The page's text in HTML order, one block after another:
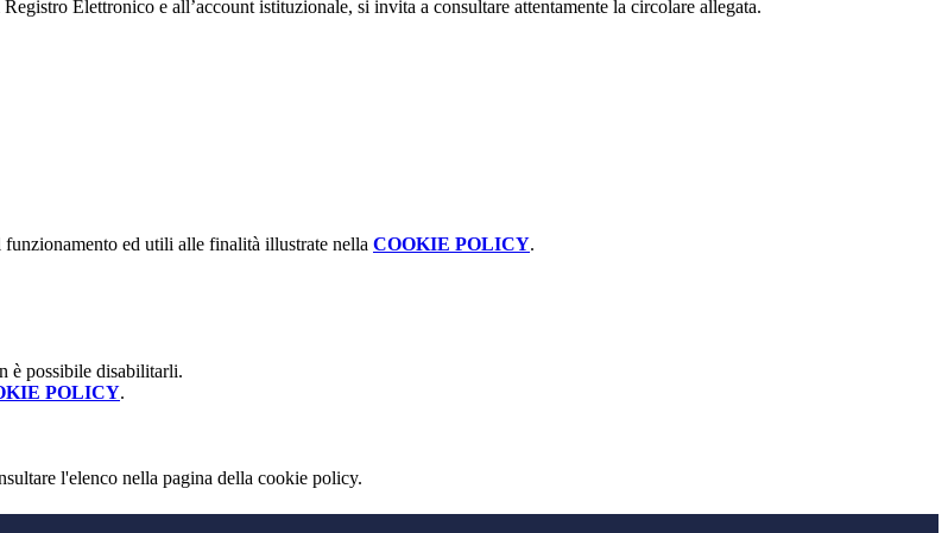
Elettronico e all’account istituzionale, si invita a consultare attentamente la circolare allegata.
ed utili alle finalità illustrate nella COOKIE POLICY.
è possibile disabilitarli.
POLICY.
l'elenco nella pagina della cookie policy.